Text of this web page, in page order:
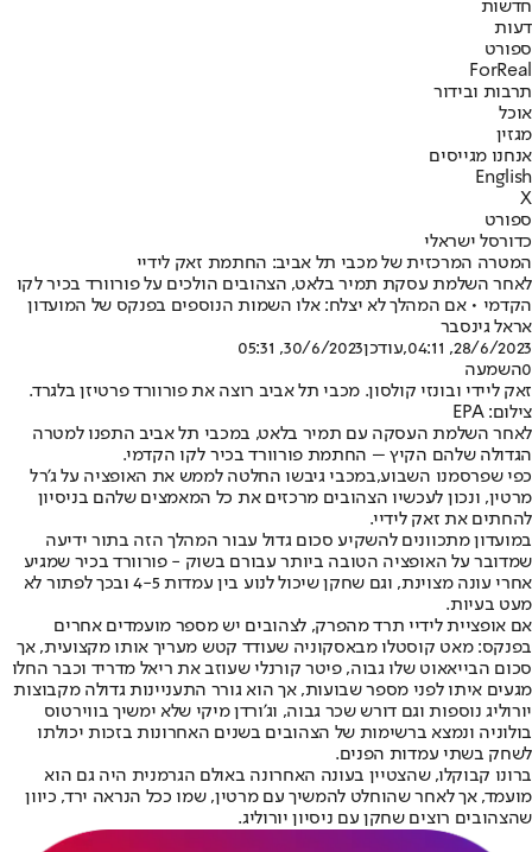
חדשות
דעות
ספורט
ForReal
תרבות ובידור
אוכל
מגזין
אנחנו מגייסים
English
X
ספורט
כדורסל ישראלי
המטרה המרכזית של מכבי תל אביב: החתמת זאק לידיי
לאחר השלמת עסקת תמיר בלאט, הצהובים הולכים על פורוורד בכיר לקו
הקדמי • אם המהלך לא יצלח: אלו השמות הנוספים בפנקס של המועדון
אראל גינסבר
28/6/2023, 04:11
,עודכן30/6/2023, 05:31
0השמעה
זאק ליידי ובונזי קולסון. מכבי תל אביב רוצה את פורוורד פרטיזן בלגרד.
צילום: EPA
לאחר השלמת העסקה עם תמיר בלאט, במכבי תל אביב התפנו למטרה
הגדולה שלהם הקיץ – החתמת פורוורד בכיר לקו הקדמי.
כפי שפרסמנו השבוע,במכבי גיבשו החלטה לממש את האופציה על ג'רל
מרטין, ונכון לעכשיו הצהובים מרכזים את כל המאמצים שלהם בניסיון
להחתים את זאק לידיי.
במועדון מתכוונים להשקיע סכום גדול עבור המהלך הזה בתור ידיעה
שמדובר על האופציה הטובה ביותר עבורם בשוק - פורוורד בכיר שמגיע
אחרי עונה מצוינת, וגם שחקן שיכול לנוע בין עמדות 4-5 ובכך לפתור לא
מעט בעיות.
אם אופציית לידיי תרד מהפרק, לצהובים יש מספר מועמדים אחרים
בפנקס: מאט קוסטלו מבאסקוניה שעודד קטש מעריך אותו מקצועית, אך
סכום הבייאאוט שלו גבוה, פיטר קורנלי שעוזב את ריאל מדריד וכבר החלו
מגעים איתו לפני מספר שבועות, אך הוא גורר התעניינות גדולה מקבוצות
יורוליג נוספות וגם דורש שכר גבוה, וג'ורדן מיקי שלא ימשיך בווירטוס
בולוניה ונמצא ברשימות של הצהובים בשנים האחרונות בזכות יכולתו
לשחק בשתי עמדות הפנים.
ברונו קבוקלו, שהצטיין בעונה האחרונה באולם הגרמנית היה גם הוא
מועמד, אך לאחר שהוחלט להמשיך עם מרטין, שמו ככל הנראה ירד, כיוון
שהצהובים רוצים שחקן עם ניסיון יורוליג.